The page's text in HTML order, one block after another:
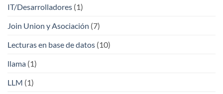
IT/Desarrolladores (1)
Join Union y Asociación (7)
Lecturas en base de datos (10)
llama (1)
LLM (1)